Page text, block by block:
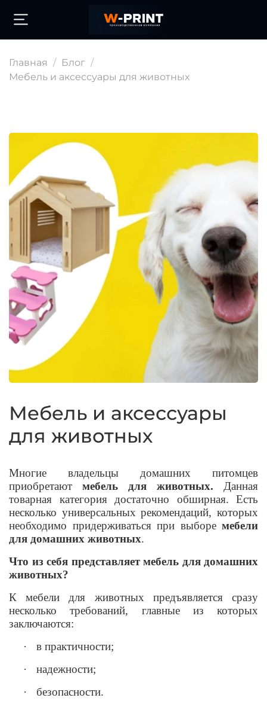
Главная
Блог
Мебель и аксессуары для животных
Мебель и аксессуары
для животных
Многие владельцы домашних питомцев
приобретают мебель для животных. Данная
товарная категория достаточно обширная. Есть
несколько универсальных рекомендаций, которых
необходимо придерживаться при выборе мебели
для домашних животных.
Что из себя представляет мебель для домашних
животных?
К мебели для животных предъявляется сразу
несколько требований, главные из которых
заключаются:
·
в практичности;
·
надежности;
·
безопасности.